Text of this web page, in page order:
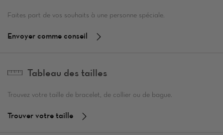
Faites part de vos souhaits à une personne spéciale.
Envoyer comme conseil
Tableau des tailles
Trouvez votre taille de bracelet, de collier ou de bague.
Trouver votre taille